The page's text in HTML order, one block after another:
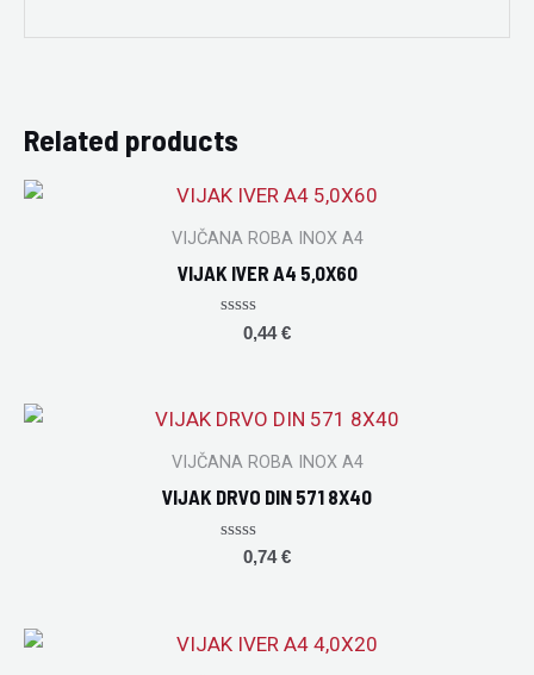
Related products
VIJČANA ROBA INOX A4
VIJAK IVER A4 5,0X60
Rated
0,44€
VIJČANA ROBA INOX A4
VIJAK DRVO DIN 571 8X40
Rated
0,74€